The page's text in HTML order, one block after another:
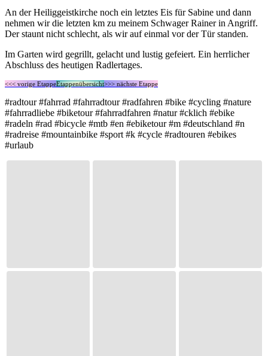
An der Heiliggeistkirche noch ein letztes Eis für Sabine und dann
nehmen wir die letzten km zu meinem Schwager Rainer in Angriff.
Der staunt nicht schlecht, als wir auf einmal vor der Tür standen.
Im Garten wird gegrillt, gelacht und lustig gefeiert. Ein herrlicher
Abschluss des heutigen Radlertages.
<<< vorige EtappeEtappenübersicht>>> nächste Etappe
#radtour #fahrrad #fahrradtour #radfahren #bike #cycling #nature
#fahrradliebe #biketour #fahrradfahren #natur #cklich #ebike
#radeln #rad #bicycle #mtb #en #ebiketour #m #deutschland #n
#radreise #mountainbike #sport #k #cycle #radtouren #ebikes
#urlaub